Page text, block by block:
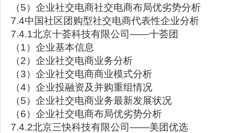
（5）企业社交电商社交电商布局优劣势分析
7.4中国社区团购型社交电商代表性企业分析
7.4.1北京十荟科技有限公司——十荟团
（1）企业基本信息
（2）企业社交电商业务分析
（3）企业社交电商商业模式分析
（4）企业投融资及并购重组情况
（5）企业社交电商业务最新发展状况
（6）企业社交电商布局优劣势分析
7.4.2北京三快科技有限公司——美团优选